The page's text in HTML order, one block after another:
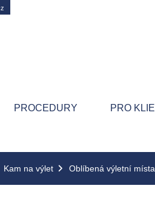
PROCEDURY PRO
Kam na výlet Oblíbená výletní místa